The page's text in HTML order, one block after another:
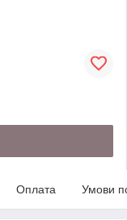
Оплата Умови